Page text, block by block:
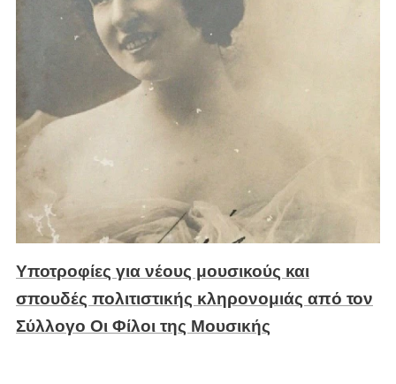
Υποτροφίες για νέους μουσικούς και
σπουδές πολιτιστικής κληρονομιάς από τον
Σύλλογο Οι Φίλοι της Μουσικής